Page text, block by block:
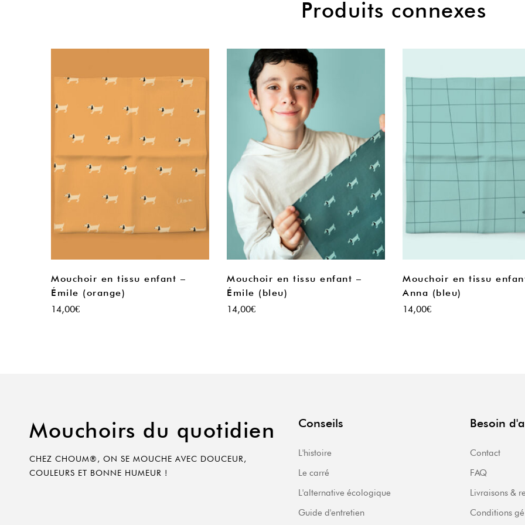
Produits connexes
Mouchoir en tissu enfant –
Émile (orange)
14,00€
Mouchoir en tissu enfant –
Émile (bleu)
14,00€
Mouchoir en tissu
Anna (bleu)
14,00€
Mouchoirs du quotidien
CHEZ CHOUM®, ON SE MOUCHE AVEC DOUCEUR,
COULEURS ET BONNE HUMEUR !
Conseils
L'histoire
Le carré
L'alternative écologique
Guide d'entretien
Besoin
Contact
FAQ
Livraisons &
Conditions